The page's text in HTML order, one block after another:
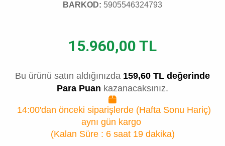
BARKOD: 5905546324793
15.960,00 TL
Bu ürünü satın aldığınızda 159,60 TL değerinde
Para Puan kazanacaksınız.
14:00'dan önceki siparişlerde (Hafta Sonu Hariç)
aynı gün kargo
(Kalan Süre : 6 saat 19 dakika)